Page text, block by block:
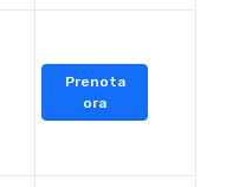
Prenota
ora